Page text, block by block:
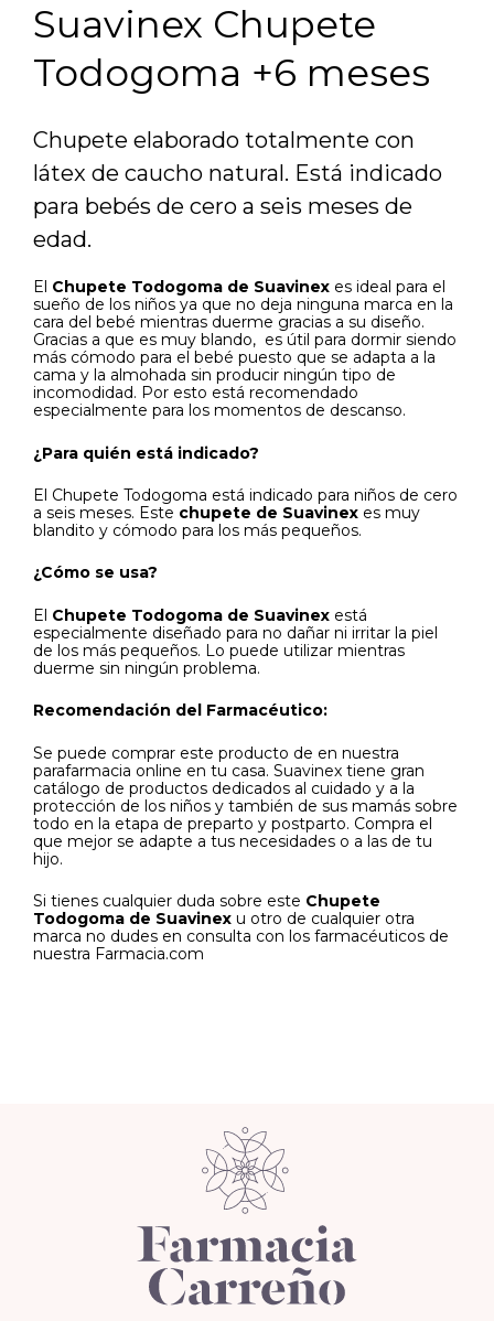
Suavinex Chupete
Todogoma +6 meses
Chupete elaborado totalmente con
látex de caucho natural. Está indicado
para bebés de cero a seis meses de
edad.
El Chupete Todogoma de Suavinex es ideal para el
sueño de los niños ya que no deja ninguna marca en la
cara del bebé mientras duerme gracias a su diseño.
Gracias a que es muy blando, es útil para dormir siendo
más cómodo para el bebé puesto que se adapta a la
cama y la almohada sin producir ningún tipo de
incomodidad. Por esto está recomendado
especialmente para los momentos de descanso.
¿Para quién está indicado?
El Chupete Todogoma está indicado para niños de cero
a seis meses. Este chupete de Suavinex es muy
blandito y cómodo para los más pequeños.
¿Cómo se usa?
El Chupete Todogoma de Suavinex está
especialmente diseñado para no dañar ni irritar la piel
de los más pequeños. Lo puede utilizar mientras
duerme sin ningún problema.
Recomendación del Farmacéutico:
Se puede comprar este producto de en nuestra
parafarmacia online en tu casa. Suavinex tiene gran
catálogo de productos dedicados al cuidado y a la
protección de los niños y también de sus mamás sobre
todo en la etapa de preparto y postparto. Compra el
que mejor se adapte a tus necesidades o a las de tu
hijo.
Si tienes cualquier duda sobre este Chupete
Todogoma de Suavinex u otro de cualquier otra
marca no dudes en consulta con los farmacéuticos de
nuestra Farmacia.com